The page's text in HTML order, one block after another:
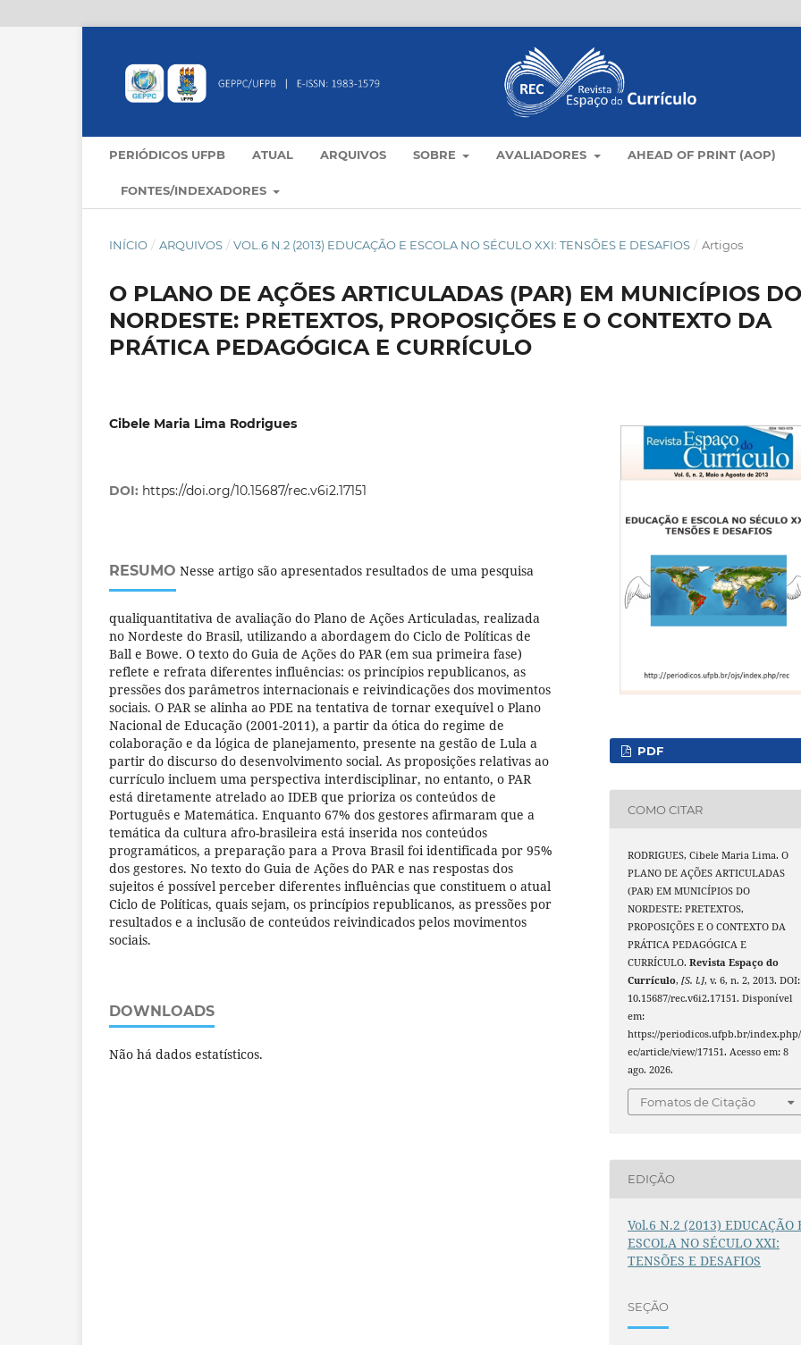
PERIÓDICOS UFPB ATUAL ARQUIVOS SOBRE AVALIADORES AHEAD OF PRINT (AOP)
FONTES/INDEXADORES
INÍCIO / ARQUIVOS / VOL.6 N.2 (2013) EDUCAÇÃO E ESCOLA NO SÉCULO XXI: TENSÕES E DESAFIOS / Artigos
O PLANO DE AÇÕES ARTICULADAS (PAR) EM MUNICÍPIOS DO
NORDESTE: PRETEXTOS, PROPOSIÇÕES E O CONTEXTO DA
PRÁTICA PEDAGÓGICA E CURRÍCULO
Cibele Maria Lima Rodrigues
DOI: https://doi.org/10.15687/rec.v6i2.17151
RESUMO Nesse artigo são apresentados resultados de uma pesquisa
qualiquantitativa de avaliação do Plano de Ações Articuladas, realizada
no Nordeste do Brasil, utilizando a abordagem do Ciclo de Políticas de
Ball e Bowe. O texto do Guia de Ações do PAR (em sua primeira fase)
reflete e refrata diferentes influências: os princípios republicanos, as
pressões dos parâmetros internacionais e reivindicações dos movimentos
sociais. O PAR se alinha ao PDE na tentativa de tornar exequível o Plano
Nacional de Educação (2001-2011), a partir da ótica do regime de
colaboração e da lógica de planejamento, presente na gestão de Lula a
partir do discurso do desenvolvimento social. As proposições relativas ao
currículo incluem uma perspectiva interdisciplinar, no entanto, o PAR
está diretamente atrelado ao IDEB que prioriza os conteúdos de
Português e Matemática. Enquanto 67% dos gestores afirmaram que a
temática da cultura afro-brasileira está inserida nos conteúdos
programáticos, a preparação para a Prova Brasil foi identificada por 95%
dos gestores. No texto do Guia de Ações do PAR e nas respostas dos
sujeitos é possível perceber diferentes influências que constituem o atual
Ciclo de Políticas, quais sejam, os princípios republicanos, as pressões por
resultados e a inclusão de conteúdos reivindicados pelos movimentos
sociais.
DOWNLOADS
Não há dados estatísticos.
PDF
COMO CITAR
RODRIGUES, Cibele Maria Lima. O
PLANO DE AÇÕES ARTICULADAS
(PAR) EM MUNICÍPIOS DO
NORDESTE: PRETEXTOS,
PROPOSIÇÕES E O CONTEXTO DA
PRÁTICA PEDAGÓGICA E
CURRÍCULO.Revista Espaço do
Currículo,[S. l.], v. 6, n. 2, 2013. DOI:
10.15687/rec.v6i2.17151. Disponível
em:
https://periodicos.ufpb.br/
ec/article/view/17151. Acesso em: 8
ago. 2026.
Fomatos de Citação
EDIÇÃO
Vol.6 N.2 (2013) EDUCAÇÃO
ESCOLA NO SÉCULO XXI:
TENSÕES E DESAFIOS
SEÇÃO